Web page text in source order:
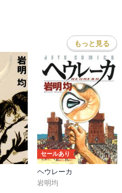
もっと見る
セールあり
ヘウレーカ
岩明均